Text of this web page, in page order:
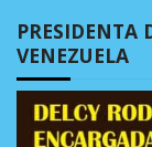
PRESIDENTA
VENEZUELA